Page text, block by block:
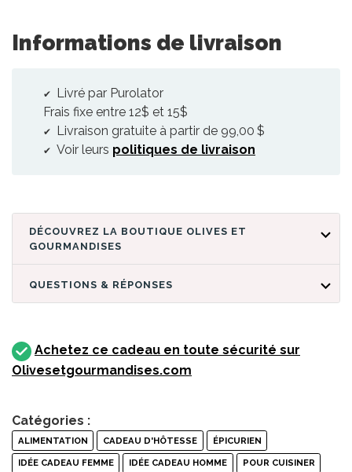
Informations de livraison
Livré par Purolator
Frais fixe entre 12$ et 15$
Livraison gratuite à partir de 99,00 $
Voir leurs politiques de livraison
DÉCOUVREZ LA BOUTIQUE OLIVES ET
GOURMANDISES
QUESTIONS & RÉPONSES
Achetez ce cadeau en toute sécurité sur
Olivesetgourmandises.com
Catégories :
ALIMENTATION CADEAU D'HÔTESSE ÉPICURIEN
IDÉE CADEAU FEMME IDÉE CADEAU HOMME POUR CUISINER